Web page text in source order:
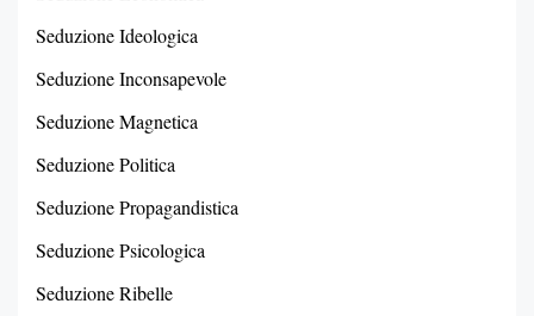
Seduzione Ideologica
Seduzione Inconsapevole
Seduzione Magnetica
Seduzione Politica
Seduzione Propagandistica
Seduzione Psicologica
Seduzione Ribelle